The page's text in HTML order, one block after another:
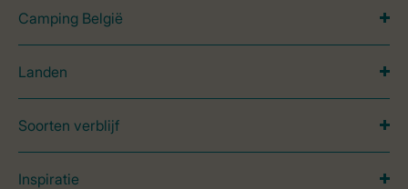
Camping België
Landen
Soorten verblijf
Inspiratie